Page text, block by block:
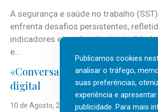
A segurança e saúde no trabalho
enfrenta desafios persistentes,
indicadores elevados de
e...
«Conversas do Clan» sobre
digital
10 de Agosto, 2026
Publicamos cookies
analisar o tráfego,
suas preferências,
experiência e apresentar
publicidade. Para mais